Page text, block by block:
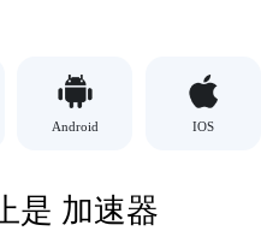
Android IOS
是 加速器